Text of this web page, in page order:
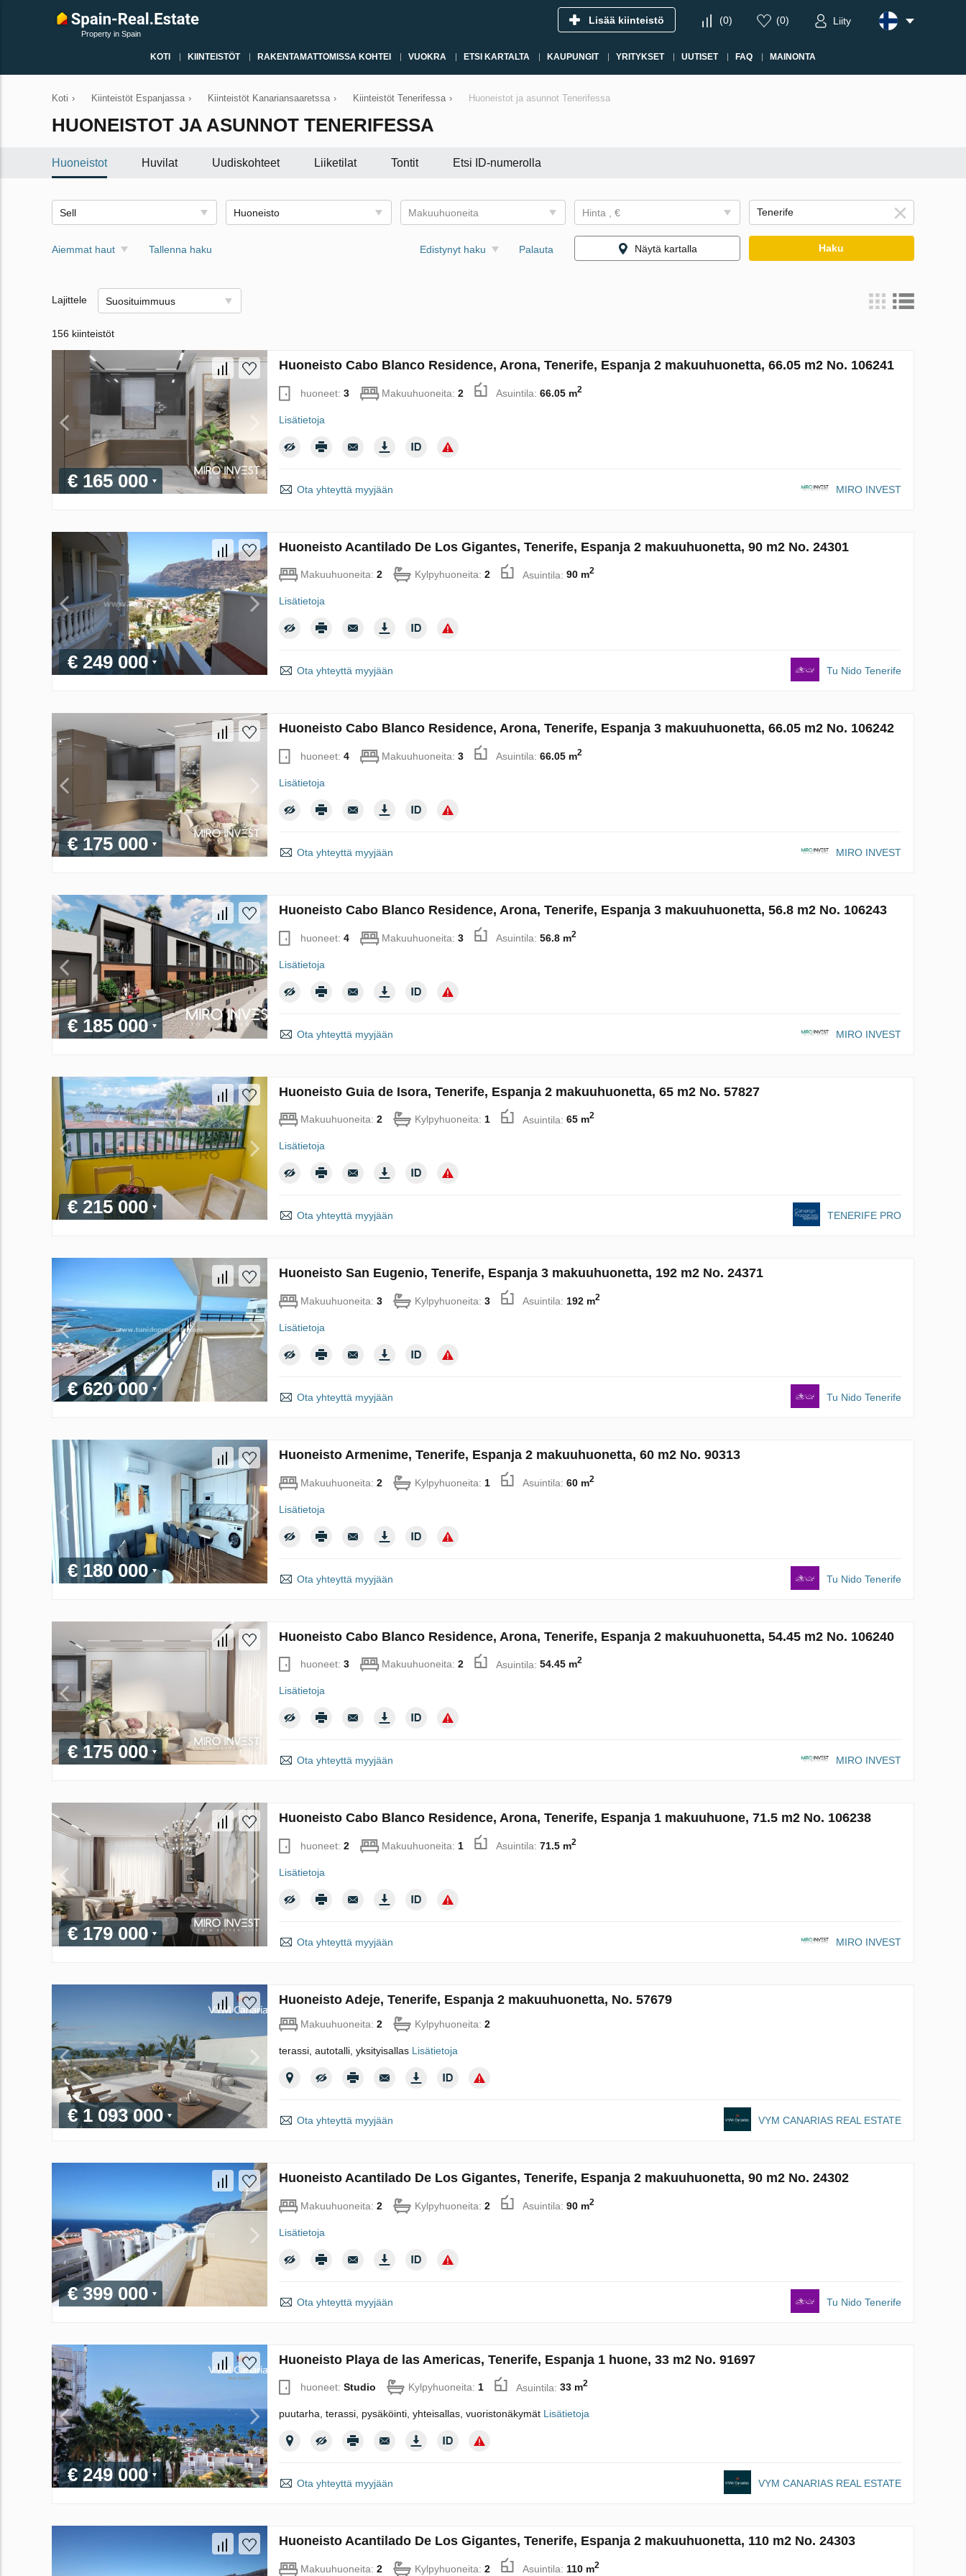
Property in Spain
Lisää kiinteistö (0) (0) Liity
KOTI KIINTEISTÖT RAKENTAMATTOMISSA KOHTEI VUOKRA ETSI KARTALTA KAUPUNGIT YRITYKSET UUTISET FAQ MAINONTA
Koti › Kiinteistöt Espanjassa › Kiinteistöt Kanariansaaretssa › Kiinteistöt Tenerifessa › Huoneistot ja asunnot Tenerifessa
HUONEISTOT JA ASUNNOT TENERIFESSA
Huoneistot Huvilat Uudiskohteet Liiketilat Tontit Etsi ID-numerolla
Sell Huoneisto Makuuhuoneita Hinta , €
Aiemmat haut Tallenna haku Edistynyt haku Palauta Näytä kartalla Haku
Lajittele Suosituimmuus
156 kiinteistöt
€ 165 000
Huoneisto Cabo Blanco Residence, Arona, Tenerife, Espanja 2 makuuhuonetta, 66.05 m2 No. 106241
huoneet: 3 Makuuhuoneita: 2 Asuintila: 66.05 m2
Lisätietoja
Ota yhteyttä myyjään MIRO INVEST
€ 249 000
Huoneisto Acantilado De Los Gigantes, Tenerife, Espanja 2 makuuhuonetta, 90 m2 No. 24301
Makuuhuoneita: 2 Kylpyhuoneita: 2 Asuintila: 90 m2
Lisätietoja
Ota yhteyttä myyjään Tu Nido Tenerife
€ 175 000
Huoneisto Cabo Blanco Residence, Arona, Tenerife, Espanja 3 makuuhuonetta, 66.05 m2 No. 106242
huoneet: 4 Makuuhuoneita: 3 Asuintila: 66.05 m2
Lisätietoja
Ota yhteyttä myyjään MIRO INVEST
€ 185 000
Huoneisto Cabo Blanco Residence, Arona, Tenerife, Espanja 3 makuuhuonetta, 56.8 m2 No. 106243
huoneet: 4 Makuuhuoneita: 3 Asuintila: 56.8 m2
Lisätietoja
Ota yhteyttä myyjään MIRO INVEST
€ 215 000
Huoneisto Guia de Isora, Tenerife, Espanja 2 makuuhuonetta, 65 m2 No. 57827
Makuuhuoneita: 2 Kylpyhuoneita: 1 Asuintila: 65 m2
Lisätietoja
Ota yhteyttä myyjään TENERIFE PRO
€ 620 000
Huoneisto San Eugenio, Tenerife, Espanja 3 makuuhuonetta, 192 m2 No. 24371
Makuuhuoneita: 3 Kylpyhuoneita: 3 Asuintila: 192 m2
Lisätietoja
Ota yhteyttä myyjään Tu Nido Tenerife
€ 180 000
Huoneisto Armenime, Tenerife, Espanja 2 makuuhuonetta, 60 m2 No. 90313
Makuuhuoneita: 2 Kylpyhuoneita: 1 Asuintila: 60 m2
Lisätietoja
Ota yhteyttä myyjään Tu Nido Tenerife
€ 175 000
Huoneisto Cabo Blanco Residence, Arona, Tenerife, Espanja 2 makuuhuonetta, 54.45 m2 No. 106240
huoneet: 3 Makuuhuoneita: 2 Asuintila: 54.45 m2
Lisätietoja
Ota yhteyttä myyjään MIRO INVEST
€ 179 000
Huoneisto Cabo Blanco Residence, Arona, Tenerife, Espanja 1 makuuhuone, 71.5 m2 No. 106238
huoneet: 2 Makuuhuoneita: 1 Asuintila: 71.5 m2
Lisätietoja
Ota yhteyttä myyjään MIRO INVEST
€ 1 093 000
Huoneisto Adeje, Tenerife, Espanja 2 makuuhuonetta, No. 57679
Makuuhuoneita: 2 Kylpyhuoneita: 2
terassi, autotalli, yksityisallas Lisätietoja
Ota yhteyttä myyjään VYM CANARIAS REAL ESTATE
€ 399 000
Huoneisto Acantilado De Los Gigantes, Tenerife, Espanja 2 makuuhuonetta, 90 m2 No. 24302
Makuuhuoneita: 2 Kylpyhuoneita: 2 Asuintila: 90 m2
Lisätietoja
Ota yhteyttä myyjään Tu Nido Tenerife
€ 249 000
Huoneisto Playa de las Americas, Tenerife, Espanja 1 huone, 33 m2 No. 91697
huoneet: Studio Kylpyhuoneita: 1 Asuintila: 33 m2
puutarha, terassi, pysäköinti, yhteisallas, vuoristonäkymät Lisätietoja
Ota yhteyttä myyjään VYM CANARIAS REAL ESTATE
Huoneisto Acantilado De Los Gigantes, Tenerife, Espanja 2 makuuhuonetta, 110 m2 No. 24303
Makuuhuoneita: 2 Kylpyhuoneita: 2 Asuintila: 110 m2